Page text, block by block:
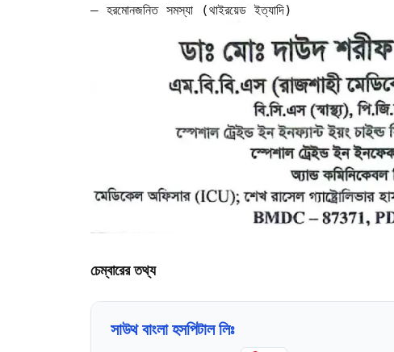
– হরমোনজনিত সমস্যা (থাইরয়েড ইত্যাদি)
চেম্বারের তথ্য
সাউথ বাংলা হসপিটাল লিঃ